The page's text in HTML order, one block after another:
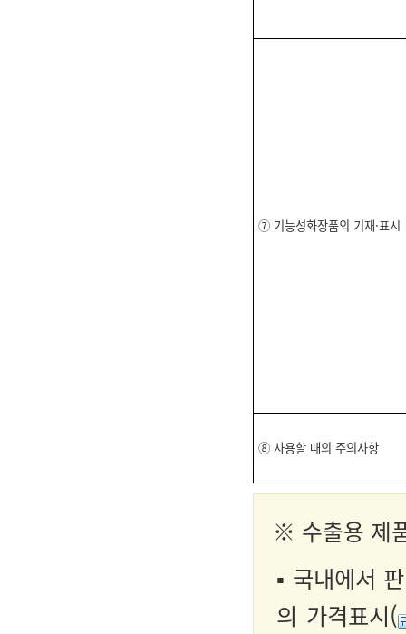
⑦ 기능성화장품의 기재·표시
⑧ 사용할 때의 주의사항
※ 수출용 제
▪ 국내에서
의 가격표시(